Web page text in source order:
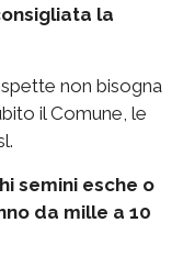
la
non bisogna
il Comune, le
semini esche o
da mille a 10